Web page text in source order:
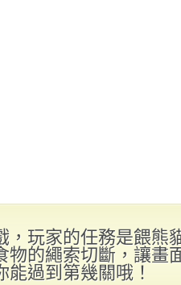
，玩家的任務是餵熊
物的繩索切斷，讓畫
能過到第幾關哦！